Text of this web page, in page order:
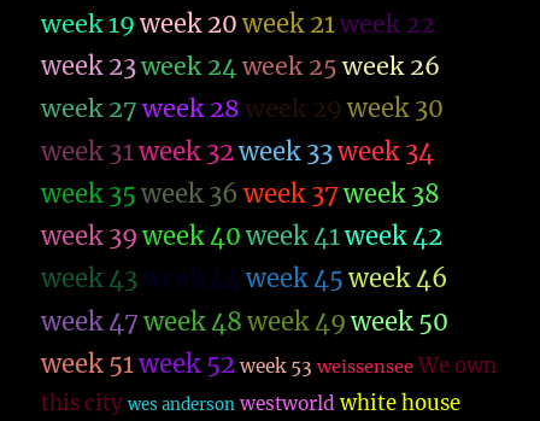
week 19 week 20 week 21week 22
week 23week 24week 25 week 26
week 27 week 28 week 29 week 30
week 31week 32week 33week 34
week 35 week 36 week 37 week 38
week 39 week 40 week 41week 42
week 43week 44 week 45 week 46
week 47 week 48 week 49 week 50
week 51week 52 week 53 weissensee We own
this city wes anderson westworld white house